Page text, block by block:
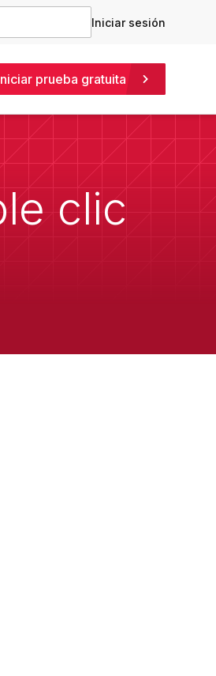
Iniciar sesión
prueba gratuita
clic